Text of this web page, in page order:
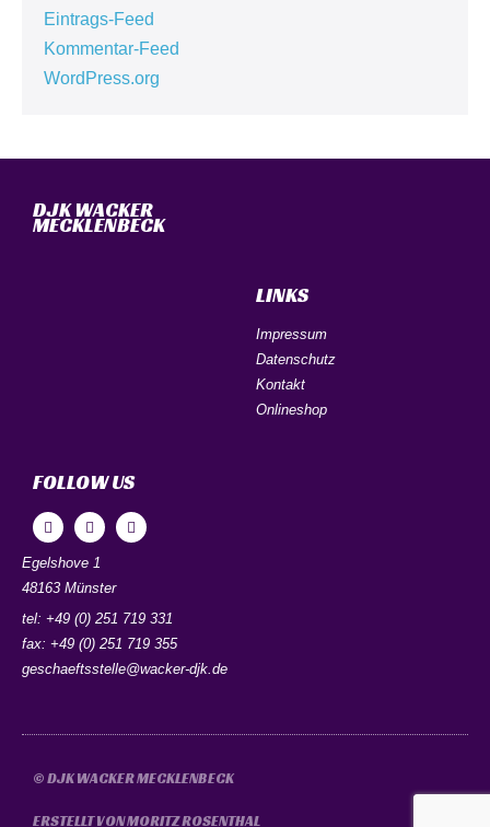
Eintrags-Feed
Kommentar-Feed
WordPress.org
DJK WACKER
MECKLENBECK
LINKS
Impressum
Datenschutz
Kontakt
Onlineshop
FOLLOW US
Egelshove 1
48163 Münster
tel: +49 (0) 251 719 331
fax: +49 (0) 251 719 355
geschaeftsstelle@wacker-djk.de
© DJK WACKER MECKLENBECK
ERSTELLT VON MORITZ​​ ROSENTHAL